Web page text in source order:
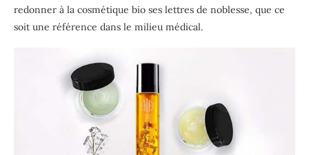
redonner à la cosmétique bio ses lettres de noblesse, que ce
soit une référence dans le milieu médical.